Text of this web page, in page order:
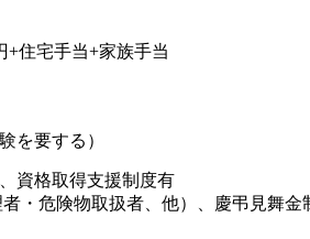
+住宅手当+家族手当
を要する）
資格取得支援制度有
・危険物取扱者、他）、慶弔見舞